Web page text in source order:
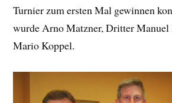
Turnier zum ersten Mal gewinnen
wurde Arno Matzner, Dritter
Mario Koppel.